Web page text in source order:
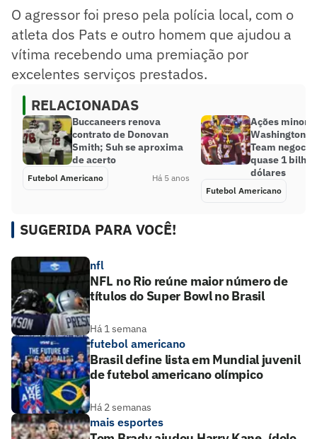
O agressor foi preso pela polícia local, com o
atleta dos Pats e outro homem que ajudou a
vítima recebendo uma premiação por
excelentes serviços prestados.
RELACIONADAS
Buccaneers renova
contrato de Donovan
Smith; Suh se aproxima
de acerto
Futebol Americano Há 5 anos
Ações
Washington
Team
quase 1
dólares
Futebol Americano
SUGERIDA PARA VOCÊ!
nfl
NFL no Rio reúne maior número de
títulos do Super Bowl no Brasil
Há 1 semana
futebol americano
Brasil define lista em Mundial juvenil
de futebol americano olímpico
Há 2 semanas
mais esportes